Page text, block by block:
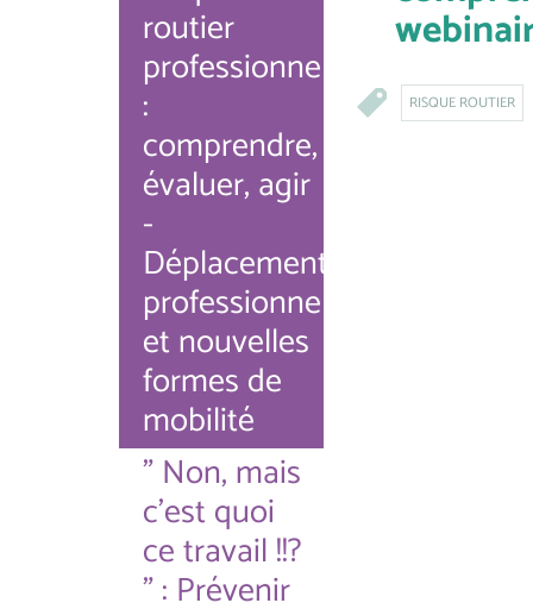
routier
professionnel
:
comprendre,
évaluer, agir
-
Déplacements
professionnels
et nouvelles
formes de
mobilité
" Non, mais
c'est quoi
ce travail !!?
" : Prévenir
RISQUE ROUTIER